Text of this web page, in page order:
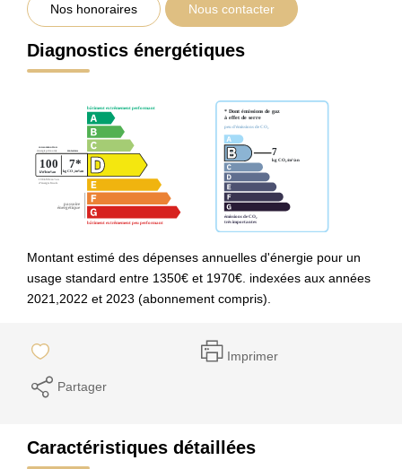
Nos honoraires Nous contacter
Diagnostics énergétiques
Montant estimé des dépenses annuelles d'énergie pour un
usage standard entre 1350€ et 1970€. indexées aux années
2021,2022 et 2023 (abonnement compris).
Imprimer
Partager
Caractéristiques détaillées